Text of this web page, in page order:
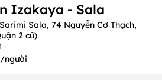
Izakaya - Sala
Sala, 74 Nguyễn Cơ Thạch,
2 cũ)
người